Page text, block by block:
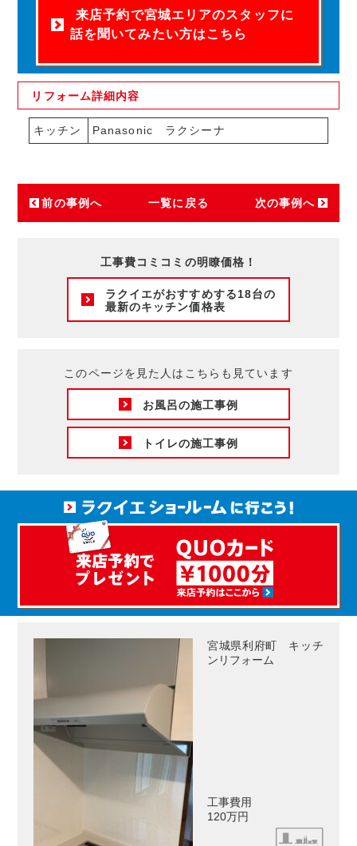
来店予約で宮城エリアのスタッフに
話を聞いてみたい方はこちら
リフォーム詳細内容
キッチン Panasonic ラクシーナ
前の事例へ 一覧に戻る 次の事例へ
工事費コミコミの明瞭価格！
ラクイエがおすすめする18台の
最新のキッチン価格表
このページを見た人はこちらも見ています
お風呂の施工事例
トイレの施工事例
宮城県利府町 キッチ
ンリフォーム
工事費用
120万円